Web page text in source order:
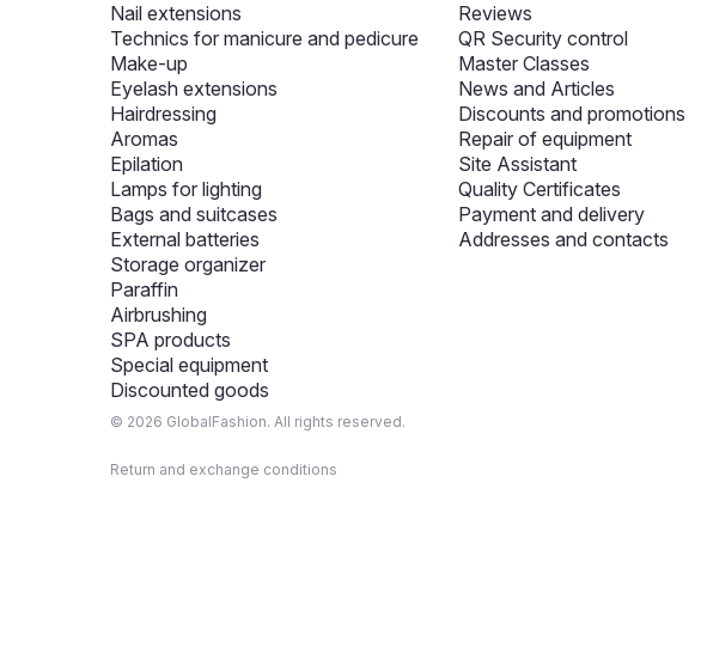
Nail extensions
Technics for manicure and pedicure
Make-up
Eyelash extensions
Hairdressing
Aromas
Epilation
Lamps for lighting
Bags and suitcases
External batteries
Storage organizer
Paraffin
Airbrushing
SPA products
Special equipment
Discounted goods
Reviews
QR Security control
Master Classes
News and Articles
Discounts and promotions
Repair of equipment
Site Assistant
Quality Certificates
Payment and delivery
Addresses and contacts
© 2026 GlobalFashion. All rights reserved.
Return and exchange conditions